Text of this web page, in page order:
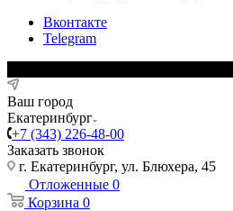
Вконтакте
Telegram
Ваш город
Екатеринбург
+7 (343) 226-48-00
Заказать звонок
г. Екатеринбург, ул. Блюхера, 45
Отложенные 0
Корзина 0